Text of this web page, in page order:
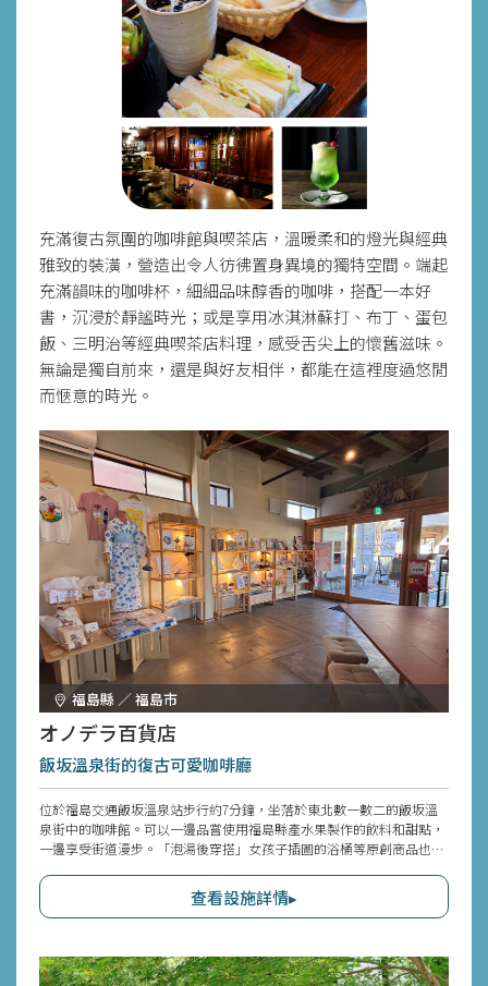
充滿復古氛圍的咖啡館與喫茶店，溫暖柔和的燈光與經典
雅致的裝潢，營造出令人彷彿置身異境的獨特空間。端起
充滿韻味的咖啡杯，細細品味醇香的咖啡，搭配一本好
書，沉浸於靜謐時光；或是享用冰淇淋蘇打、布丁、蛋包
飯、三明治等經典喫茶店料理，感受舌尖上的懷舊滋味。
無論是獨自前來，還是與好友相伴，都能在這裡度過悠閒
而愜意的時光。
福島縣 ／ 福島市
オノデラ百貨店
飯坂溫泉街的復古可愛咖啡廳
位於福島交通飯坂溫泉站步行約7分鐘，坐落於東北數一數二的飯坂溫
泉街中的咖啡館。可以一邊品嘗使用福島縣產水果製作的飲料和甜點，
一邊享受街道漫步。「泡湯後穿搭」女孩子插圖的浴桶等原創商品也正
查看設施詳情▸